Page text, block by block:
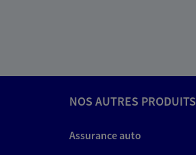
NOS AUTRES PRODUITS
Assurance auto